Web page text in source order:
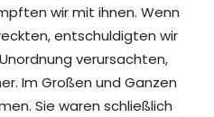
wir mit ihnen. Wenn
entschuldigten wir
verursachten,
Im Großen und Ganzen
Sie waren schließlich